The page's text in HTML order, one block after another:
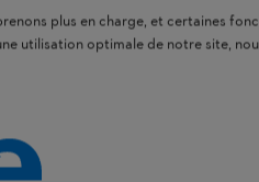
NOUVEAUTÉ
plus en charge, et certaines
utilisation optimale de notre site,